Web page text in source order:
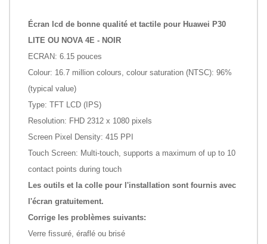
Écran lcd de bonne qualité et tactile pour Huawei P30
LITE OU NOVA 4E - NOIR
ECRAN: 6.15 pouces
Colour: 16.7 million colours, colour saturation (NTSC): 96%
(typical value)
Type: TFT LCD (IPS)
Resolution: FHD 2312 x 1080 pixels
Screen Pixel Density: 415 PPI
Touch Screen: Multi-touch, supports a maximum of up to 10
contact points during touch
Les outils et la colle pour l'installation sont fournis avec
l'écran gratuitement.
Corrige les problèmes suivants:
Verre fissuré, éraflé ou brisé